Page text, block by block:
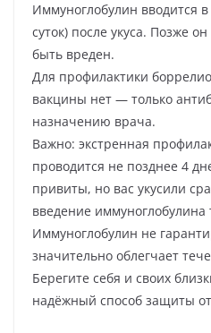
Иммуноглобулин вводится
суток) после укуса. Позже
быть вреден.
Для профилактики
вакцины нет — только
назначению врача.
Важно: экстренная
проводится не позднее 4
привиты, но вас укусили
введение иммуноглобулина
Иммуноглобулин не
значительно облегчает
Берегите себя и своих
надёжный способ защиты